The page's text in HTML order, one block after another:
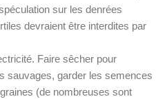
sur les denrées
devraient être interdites par
Faire sêcher pour
sauvages, garder les semences
(de nombreuses sont